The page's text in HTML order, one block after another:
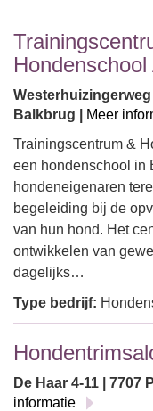
Hondenschool
Westerhuizingerweg
Balkbrug |
Meer
Trainingscentrum &
een hondenschool in
hondeneigenaren
begeleiding bij de
van hun hond. Het
ontwikkelen van
dagelijks…
Type bedrijf:
De Haar 4-11 | 7707
informatie